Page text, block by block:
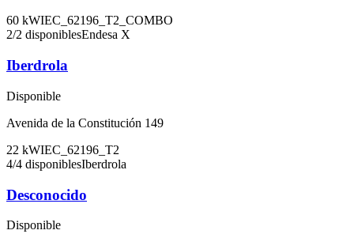
60 kWIEC_62196_T2_COMBO
2/2 disponiblesEndesa X
Iberdrola
Disponible
Avenida de la Constitución 149
22 kWIEC_62196_T2
4/4 disponiblesIberdrola
Desconocido
Disponible